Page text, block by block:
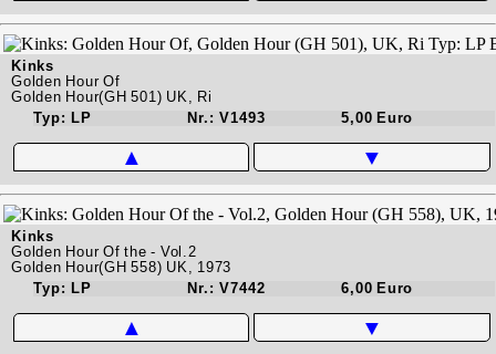
Kinks
Golden Hour Of
Golden Hour(GH 501) UK, Ri
Typ: LP
Nr.: V1493 5,00 Euro
▲ ▼
Kinks
Golden Hour Of the - Vol.2
Golden Hour(GH 558) UK, 1973
Typ: LP
Nr.: V7442 6,00 Euro
▲ ▼